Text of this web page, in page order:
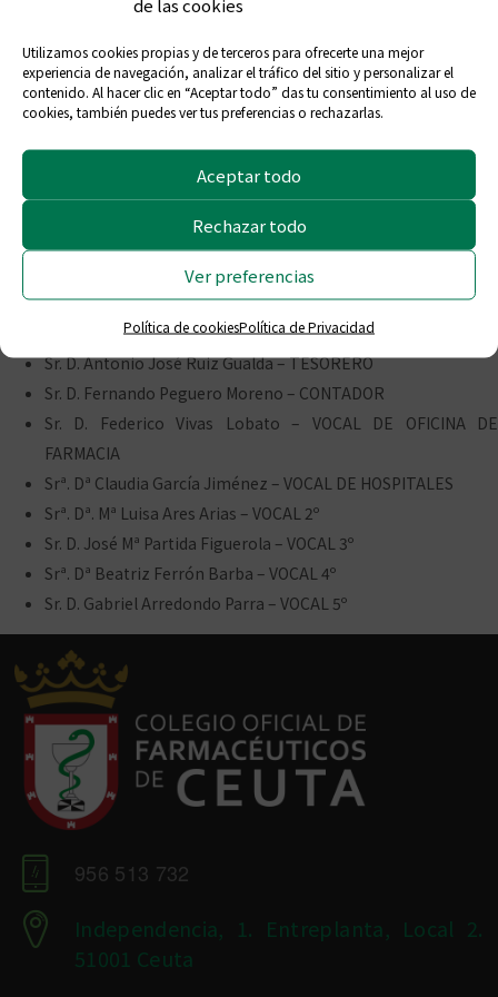
Utilizamos cookies propias y de terceros para ofrecerte una mejor
experiencia de navegación, analizar el tráfico del sitio y personalizar el
contenido. Al hacer clic en “Aceptar todo” das tu consentimiento al uso de
cookies, también puedes ver tus preferencias o rechazarlas.
Aceptar todo
Rechazar todo
Ver preferencias
Política de cookiesPolítica de Privacidad
Nueva Junta de
Gobierno
En día 21 de Febrero de 2.018, tomo posesión la nueva Junta de
Gobierno de este Colegio. Quedando de la siguiente manera:
Sr. D. Mario de Miguel Zaragoza González – PRESIDENTE
Sr. D. Tomás B. Parra López – VICEPRESIDENTE
Sr. D. Angel Pedrosa de Guindos – SECRETARIO
Sr. D. Antonio José Ruiz Gualda – TESORERO
Sr. D. Fernando Peguero Moreno – CONTADOR
Sr. D. Federico Vivas Lobato – VOCAL DE OFICINA DE
FARMACIA
Srª. Dª Claudia García Jiménez – VOCAL DE HOSPITALES
Srª. Dª. Mª Luisa Ares Arias – VOCAL 2º
Sr. D. José Mª Partida Figuerola – VOCAL 3º
Srª. Dª Beatriz Ferrón Barba – VOCAL 4º
Sr. D. Gabriel Arredondo Parra – VOCAL 5º
956 513 732
Independencia, 1. Entreplanta, Local 2.
51001 Ceuta